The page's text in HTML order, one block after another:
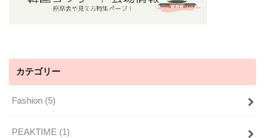
カテゴリー
Fashion (5)
PEAKTIME (1)